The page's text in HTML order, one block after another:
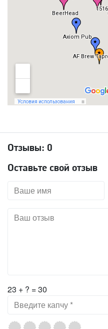
Отзывы: 0
Оставьте свой отзыв
23 + ? = 30